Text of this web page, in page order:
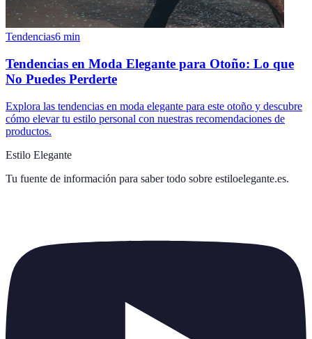
Tendencias6 min
Tendencias en Moda Elegante para Otoño: Lo que
No Puedes Perderte
Explora las tendencias en moda elegante para este otoño y descubre
cómo elevar tu estilo personal con nuestras recomendaciones de
productos.
Estilo Elegante
Tu fuente de información para saber todo sobre estiloelegante.es.